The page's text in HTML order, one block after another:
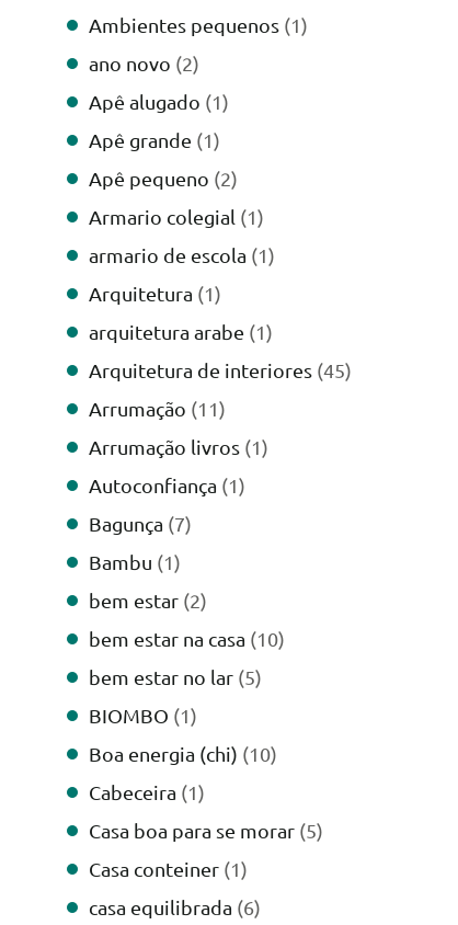
Ambientes pequenos (1)
ano novo (2)
Apê alugado (1)
Apê grande (1)
Apê pequeno (2)
Armario colegial (1)
armario de escola (1)
Arquitetura (1)
arquitetura arabe (1)
Arquitetura de interiores (45)
Arrumação (11)
Arrumação livros (1)
Autoconfiança (1)
Bagunça (7)
Bambu (1)
bem estar (2)
bem estar na casa (10)
bem estar no lar (5)
BIOMBO (1)
Boa energia (chi) (10)
Cabeceira (1)
Casa boa para se morar (5)
Casa conteiner (1)
casa equilibrada (6)